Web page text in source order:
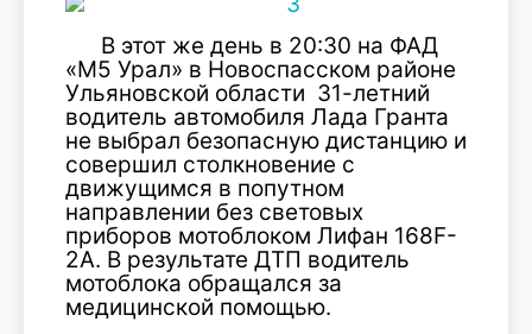
В этот же день в 20:30 на ФАД
«М5 Урал» в Новоспасском районе
Ульяновской области 31-летний
водитель автомобиля Лада Гранта
не выбрал безопасную дистанцию и
совершил столкновение с
движущимся в попутном
направлении без световых
приборов мотоблоком Лифан 168F-
2А. В результате ДТП водитель
мотоблока обращался за
медицинской помощью.